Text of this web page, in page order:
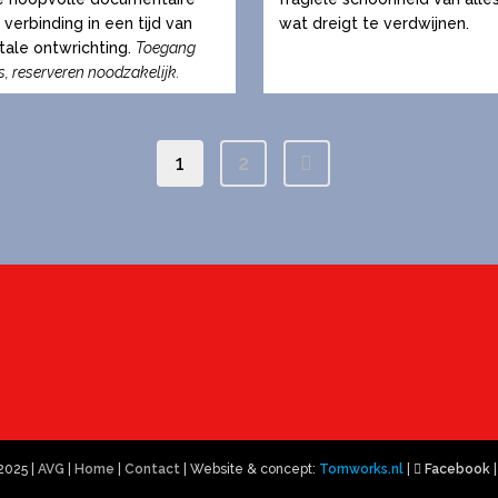
verbinding in een tijd van
ontwrichting. Toegang
reserveren noodzakelijk.
optie
op
wat dreigt te verdwijnen.
1 2
| AVG Home Contact| Website & concept: Tomworks.nl| Facebook|